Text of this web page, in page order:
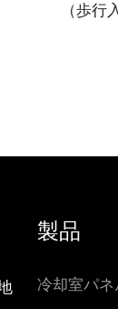
製品
冷却室パネ